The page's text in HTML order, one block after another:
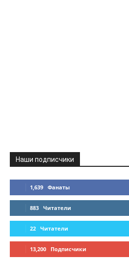
Наши подписчики
1,639 Фанаты
883 Читатели
22 Читатели
13,200 Подписчики